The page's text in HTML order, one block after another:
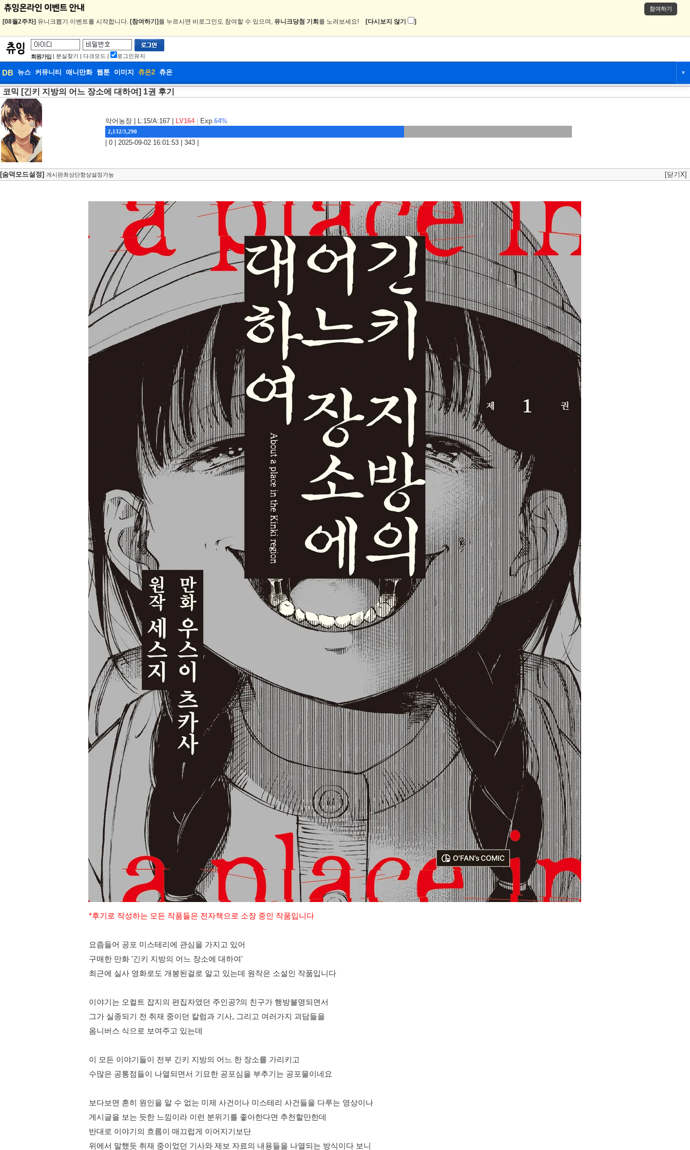
참여하기
[08월2주차] 유니크뽑기 이벤트를 시작합니다. [참여하기] 를 누르시면 비로그인도 참여할 수 있으며, 유니크당첨 기회 를 노려보세요! [다시보지 않기 ]
회원가입 | 분실찾기 | 다크모드 | 로그인유지
DB 뉴스 커뮤니티 애니만화 웹툰 이미지 츄온2 츄온 ▼
DB
코믹 [긴키 지방의 어느 장소에 대하여] 1권 후기
악어농장 | L:15/A:167 | LV164 Exp.64%
2,132/3,290
| 0 | 2025-09-02 16:01:53 | 343 |
[숨덕모드설정] 게시판최상단항상설정가능 [닫기X]
*후기로 작성하는 모든 작품들은 전자책으로 소장 중인 작품입니다
요즘들어 공포 미스테리에 관심을 가지고 있어
구매한 만화 '긴키 지방의 어느 장소에 대하여'
최근에 실사 영화로도 개봉된걸로 알고 있는데 원작은 소설인 작품입니다
이야기는 오컬트 잡지의 편집자였던 주인공?의 친구가 행방불명되면서
그가 실종되기 전 취재 중이던 칼럼과 기사, 그리고 여러가지 괴담들을
옴니버스 식으로 보여주고 있는데
이 모든 이야기들이 전부 긴키 지방의 어느 한 장소를 가리키고
수많은 공통점들이 나열되면서 기묘한 공포심을 부추기는 공포물이네요
보다보면 흔히 원인을 알 수 없는 미제 사건이나 미스테리 사건들을 다루는 영상이나
게시글을 보는 듯한 느낌이라 이런 분위기를 좋아한다면 추천할만한데
반대로 이야기의 흐름이 매끄럽게 이어지기보단
위에서 말했듯 취재 중이었던 기사와 제보 자료의 내용들을 나열되는 방식이다 보니